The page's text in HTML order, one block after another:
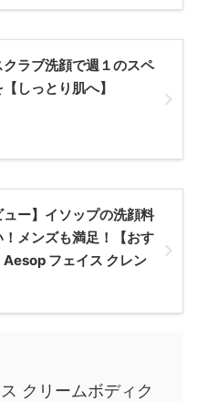
ラブ洗顔で週１のスペ
しっとり肌へ】
ュー】イソップの洗顔料
メンズも満足！【おす
フェイス クレン
クリームボディク